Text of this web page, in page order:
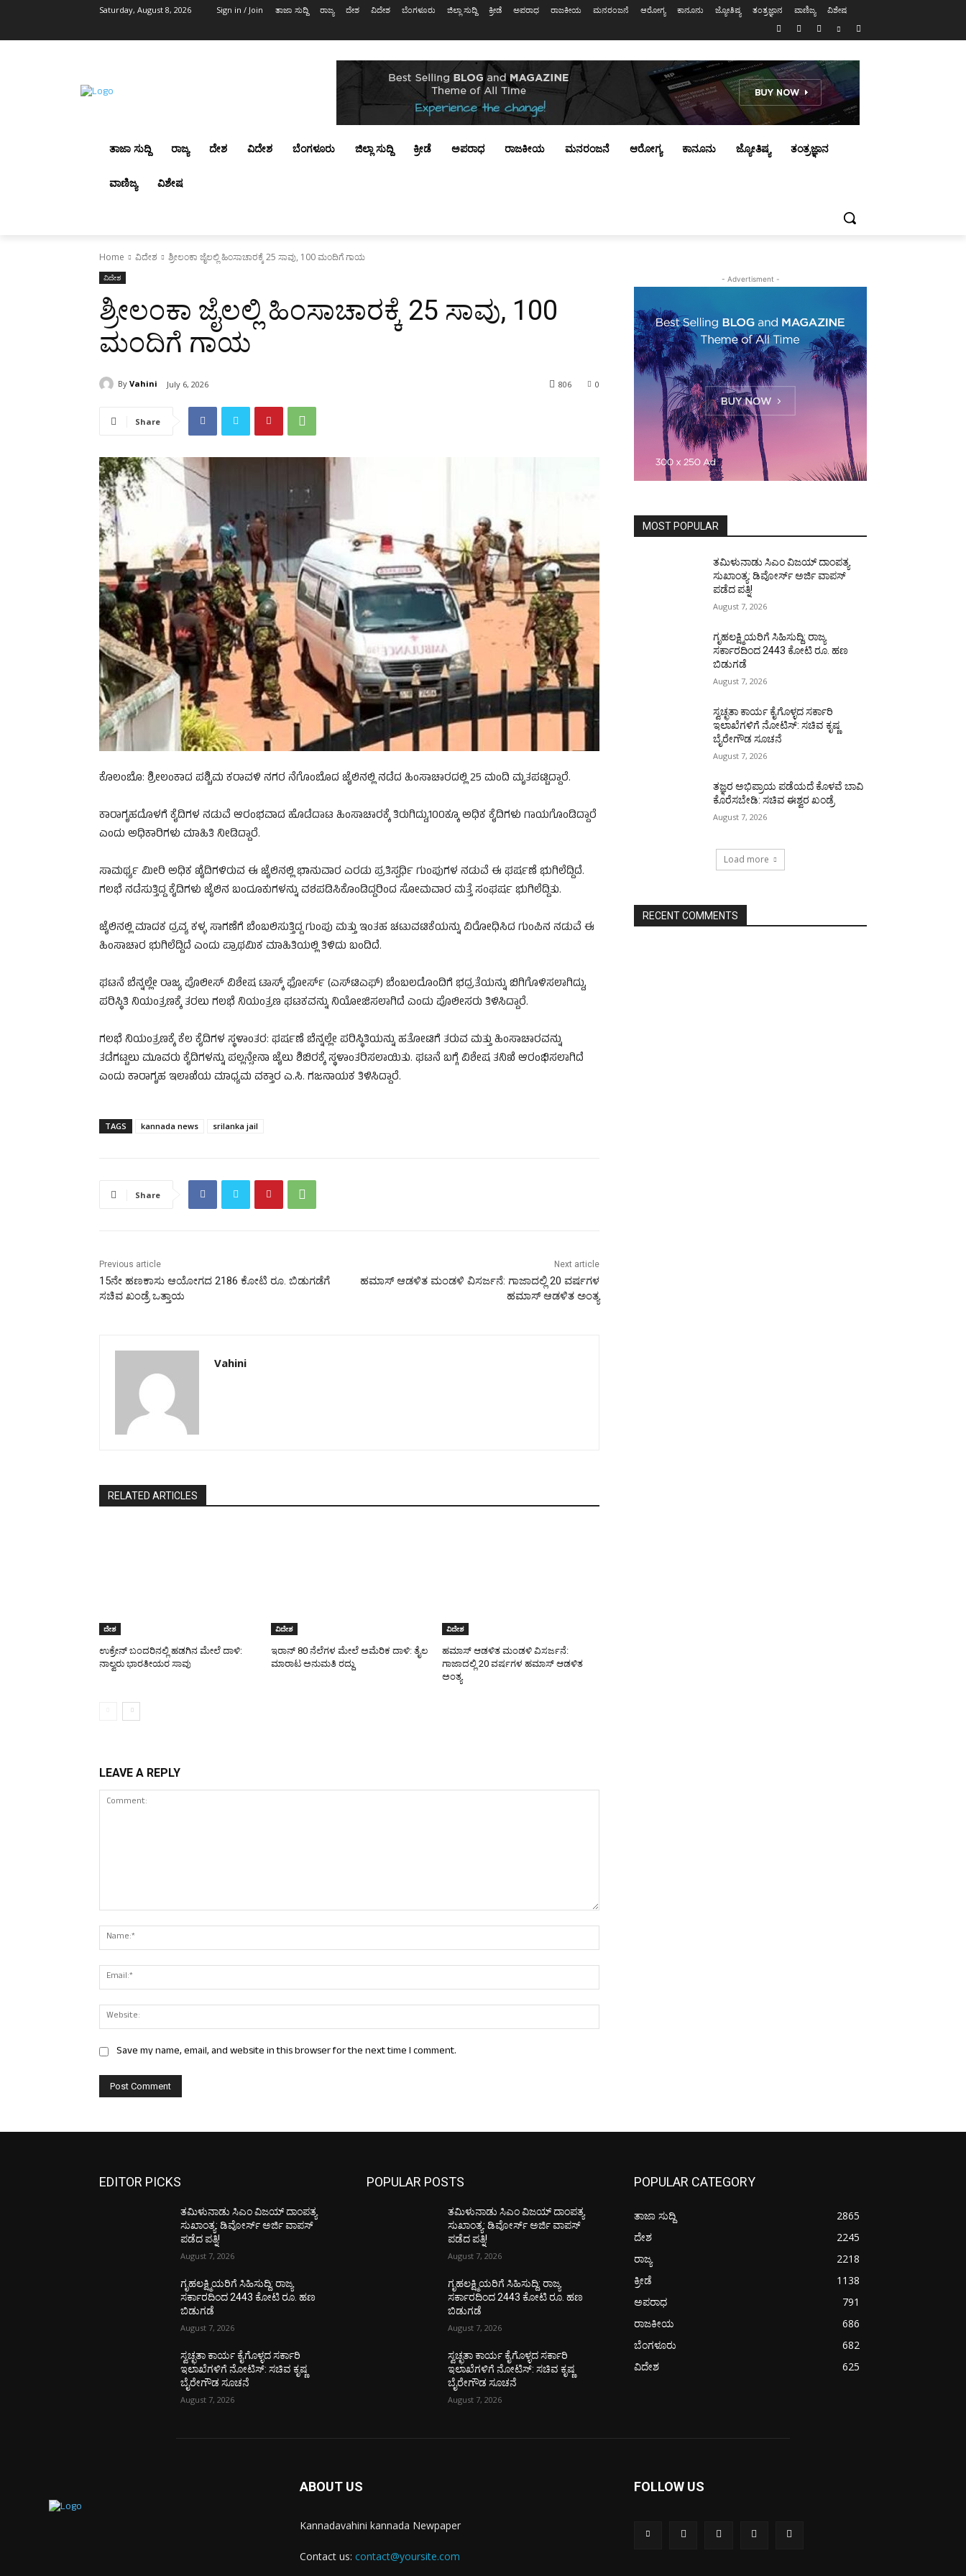
Saturday, August 8, 2026 Sign in / Join ತಾಜಾ ಸುದ್ದಿ ರಾಜ್ಯ ದೇಶ ವಿದೇಶ ಬೆಂಗಳೂರು ಜಿಲ್ಲಾ ಸುದ್ದಿ ಕ್ರೀಡೆ ಅಪರಾಧ ರಾಜಕೀಯ ಮನರಂಜನೆ ಆರೋಗ್ಯ ಕಾನೂನು ಜ್ಯೋತಿಷ್ಯ ತಂತ್ರಜ್ಞಾನ ವಾಣಿಜ್ಯ ವಿಶೇಷ
ತಾಜಾ ಸುದ್ದಿ ರಾಜ್ಯ ದೇಶ ವಿದೇಶ ಬೆಂಗಳೂರು ಜಿಲ್ಲಾ ಸುದ್ದಿ ಕ್ರೀಡೆ ಅಪರಾಧ ರಾಜಕೀಯ ಮನರಂಜನೆ ಆರೋಗ್ಯ ಕಾನೂನು ಜ್ಯೋತಿಷ್ಯ ತಂತ್ರಜ್ಞಾನ
ವಾಣಿಜ್ಯ ವಿಶೇಷ
Home ವಿದೇಶ ಶ್ರೀಲಂಕಾ ಜೈಲಲ್ಲಿ ಹಿಂಸಾಚಾರಕ್ಕೆ 25 ಸಾವು, 100 ಮಂದಿಗೆ ಗಾಯ
ವಿದೇಶ
ಶ್ರೀಲಂಕಾ ಜೈಲಲ್ಲಿ ಹಿಂಸಾಚಾರಕ್ಕೆ 25 ಸಾವು, 100
ಮಂದಿಗೆ ಗಾಯ
By Vahini July 6, 2026 0
806
Share
ಕೊಲಂಬೊ: ಶ್ರೀಲಂಕಾದ ಪಶ್ಚಿಮ ಕರಾವಳಿ ನಗರ ನೆಗೊಂಬೊದ ಜೈಲಿನಲ್ಲಿ ನಡೆದ ಹಿಂಸಾಚಾರದಲ್ಲಿ 25 ಮಂದಿ ಮೃತಪಟ್ಟಿದ್ದಾರೆ.
ಕಾರಾಗೃಹದೊಳಗೆ ಕೈದಿಗಳ ನಡುವೆ ಆರಂಭವಾದ ಹೊಡೆದಾಟ ಹಿಂಸಾಚಾರಕ್ಕೆ ತಿರುಗಿದ್ದು,100ಕ್ಕೂ ಅಧಿಕ ಕೈದಿಗಳು ಗಾಯಗೊಂಡಿದ್ದಾರೆ
ಎಂದು ಅಧಿಕಾರಿಗಳು ಮಾಹಿತಿ ನೀಡಿದ್ದಾರೆ.
ಸಾಮರ್ಥ್ಯ ಮೀರಿ ಅಧಿಕ ಖೈದಿಗಳಿರುವ ಈ ಜೈಲಿನಲ್ಲಿ ಭಾನುವಾರ ಎರಡು ಪ್ರತಿಸ್ಪರ್ಧಿ ಗುಂಪುಗಳ ನಡುವೆ ಈ ಘರ್ಷಣೆ ಭುಗಿಲೆದ್ದಿದೆ.
ಗಲಭೆ ನಡೆಸುತ್ತಿದ್ದ ಕೈದಿಗಳು ಜೈಲಿನ ಬಂದೂಕುಗಳನ್ನು ವಶಪಡಿಸಿಕೊಂಡಿದ್ದರಿಂದ ಸೋಮವಾರ ಮತ್ತೆ ಸಂಘರ್ಷ ಭುಗಿಲೆದ್ದಿತು.
ಜೈಲಿನಲ್ಲಿ ಮಾದಕ ದ್ರವ್ಯ ಕಳ್ಳ ಸಾಗಣೆಗೆ ಬೆಂಬಲಿಸುತ್ತಿದ್ದ ಗುಂಪು ಮತ್ತು ಇಂತಹ ಚಟುವಟಿಕೆಯನ್ನು ವಿರೋಧಿಸಿದ ಗುಂಪಿನ ನಡುವೆ ಈ
ಹಿಂಸಾಚಾರ ಭುಗಿಲೆದ್ದಿದೆ ಎಂದು ಪ್ರಾಥಮಿಕ ಮಾಹಿತಿಯಲ್ಲಿ ತಿಳಿದು ಬಂದಿದೆ.
ಘಟನೆ ಬೆನ್ನಲ್ಲೇ ರಾಜ್ಯ ಪೊಲೀಸ್​ ವಿಶೇಷ ಟಾಸ್ಕ್​​ ಫೋರ್ಸ್​ (ಎಸ್​ಟಿಎಫ್​) ಬೆಂಬಲದೊಂದಿಗೆ ಭದ್ರತೆಯನ್ನು ಬಿಗಿಗೊಳಿಸಲಾಗಿದ್ದು,
ಪರಿಸ್ಥಿತಿ ನಿಯಂತ್ರಣಕ್ಕೆ ತರಲು ಗಲಭೆ ನಿಯಂತ್ರಣ ಘಟಕವನ್ನು ನಿಯೋಜಿಸಲಾಗಿದೆ ಎಂದು ಪೊಲೀಸರು ತಿಳಿಸಿದ್ದಾರೆ.
ಗಲಭೆ ನಿಯಂತ್ರಣಕ್ಕೆ ಕೆಲ ಕೈದಿಗಳ ಸ್ಥಳಾಂತರ: ಘರ್ಷಣೆ ಬೆನ್ನಲ್ಲೇ ಪರಿಸ್ಥಿತಿಯನ್ನು ಹತೋಟಿಗೆ ತರುವ ಮತ್ತು ಹಿಂಸಾಚಾರವನ್ನು
ತಡೆಗಟ್ಟಲು ಮೂವರು ಕೈದಿಗಳನ್ನು ಪಲ್ಲನ್ಸೇನಾ ಜೈಲು ಶಿಬಿರಕ್ಕೆ ಸ್ಥಳಾಂತರಿಸಲಾಯಿತು. ಘಟನೆ ಬಗ್ಗೆ ವಿಶೇಷ ತನಿಖೆ ಆರಂಭಿಸಲಾಗಿದೆ
ಎಂದು ಕಾರಾಗೃಹ ಇಲಾಖೆಯ ಮಾಧ್ಯಮ ವಕ್ತಾರ ಎ.ಸಿ. ಗಜನಾಯಕ ತಿಳಿಸಿದ್ದಾರೆ.
TAGS kannada news srilanka jail
Share
Previous article
15ನೇ ಹಣಕಾಸು ಆಯೋಗದ 2186 ಕೋಟಿ ರೂ. ಬಿಡುಗಡೆಗೆ
ಸಚಿವ ಖಂಡ್ರೆ ಒತ್ತಾಯ
Next article
ಹಮಾಸ್ ಆಡಳಿತ ಮಂಡಳಿ ವಿಸರ್ಜನೆ: ಗಾಜಾದಲ್ಲಿ 20 ವರ್ಷಗಳ
ಹಮಾಸ್ ಆಡಳಿತ ಅಂತ್ಯ
Vahini
RELATED ARTICLES
ದೇಶ
ಉಕ್ರೇನ್‌ ಬಂದರಿನಲ್ಲಿ ಹಡಗಿನ ಮೇಲೆ ದಾಳಿ:
ನಾಲ್ವರು ಭಾರತೀಯರ ಸಾವು
ವಿದೇಶ
ಇರಾನ್‌ 80 ನೆಲೆಗಳ ಮೇಲೆ ಅಮೆರಿಕ ದಾಳಿ: ತೈಲ
ಮಾರಾಟ ಅನುಮತಿ ರದ್ದು
ವಿದೇಶ
ಹಮಾಸ್ ಆಡಳಿತ ಮಂಡಳಿ ವಿಸರ್ಜನೆ:
ಗಾಜಾದಲ್ಲಿ 20 ವರ್ಷಗಳ ಹಮಾಸ್ ಆಡಳಿತ
ಅಂತ್ಯ
LEAVE A REPLY
Save my name, email, and website in this browser for the next time I comment.
- Advertisment -
MOST POPULAR
ತಮಿಳುನಾಡು ಸಿಎಂ ವಿಜಯ್‌ ದಾಂಪತ್ಯ
ಸುಖಾಂತ್ಯ: ಡಿವೋರ್ಸ್‌ ಅರ್ಜಿ ವಾಪಸ್‌
ಪಡೆದ ಪತ್ನಿ!
August 7, 2026
ಗೃಹಲಕ್ಷ್ಮಿಯರಿಗೆ ಸಿಹಿಸುದ್ದಿ: ರಾಜ್ಯ
ಸರ್ಕಾರದಿಂದ 2443 ಕೋಟಿ ರೂ. ಹಣ
ಬಿಡುಗಡೆ
August 7, 2026
ಸ್ವಚ್ಛತಾ ಕಾರ್ಯ ಕೈಗೊಳ್ಳದ ಸರ್ಕಾರಿ
ಇಲಾಖೆಗಳಿಗೆ ನೋಟಿಸ್: ಸಚಿವ ಕೃಷ್ಣ
ಬೈರೇಗೌಡ ಸೂಚನೆ
August 7, 2026
ತಜ್ಞರ ಅಭಿಪ್ರಾಯ ಪಡೆಯದೆ ಕೊಳವೆ ಬಾವಿ
ಕೊರೆಸಬೇಡಿ: ಸಚಿವ ಈಶ್ವರ ಖಂಡ್ರೆ
August 7, 2026
Load more
RECENT COMMENTS
EDITOR PICKS
ತಮಿಳುನಾಡು ಸಿಎಂ ವಿಜಯ್‌ ದಾಂಪತ್ಯ
ಸುಖಾಂತ್ಯ: ಡಿವೋರ್ಸ್‌ ಅರ್ಜಿ ವಾಪಸ್‌
ಪಡೆದ ಪತ್ನಿ!
August 7, 2026
ಗೃಹಲಕ್ಷ್ಮಿಯರಿಗೆ ಸಿಹಿಸುದ್ದಿ: ರಾಜ್ಯ
ಸರ್ಕಾರದಿಂದ 2443 ಕೋಟಿ ರೂ. ಹಣ
ಬಿಡುಗಡೆ
August 7, 2026
ಸ್ವಚ್ಛತಾ ಕಾರ್ಯ ಕೈಗೊಳ್ಳದ ಸರ್ಕಾರಿ
ಇಲಾಖೆಗಳಿಗೆ ನೋಟಿಸ್: ಸಚಿವ ಕೃಷ್ಣ
ಬೈರೇಗೌಡ ಸೂಚನೆ
August 7, 2026
POPULAR POSTS
ತಮಿಳುನಾಡು ಸಿಎಂ ವಿಜಯ್‌ ದಾಂಪತ್ಯ
ಸುಖಾಂತ್ಯ: ಡಿವೋರ್ಸ್‌ ಅರ್ಜಿ ವಾಪಸ್‌
ಪಡೆದ ಪತ್ನಿ!
August 7, 2026
ಗೃಹಲಕ್ಷ್ಮಿಯರಿಗೆ ಸಿಹಿಸುದ್ದಿ: ರಾಜ್ಯ
ಸರ್ಕಾರದಿಂದ 2443 ಕೋಟಿ ರೂ. ಹಣ
ಬಿಡುಗಡೆ
August 7, 2026
ಸ್ವಚ್ಛತಾ ಕಾರ್ಯ ಕೈಗೊಳ್ಳದ ಸರ್ಕಾರಿ
ಇಲಾಖೆಗಳಿಗೆ ನೋಟಿಸ್: ಸಚಿವ ಕೃಷ್ಣ
ಬೈರೇಗೌಡ ಸೂಚನೆ
August 7, 2026
POPULAR CATEGORY
ತಾಜಾ ಸುದ್ದಿ
2865
ದೇಶ
2245
ರಾಜ್ಯ
2218
ಕ್ರೀಡೆ
1138
ಅಪರಾಧ
791
ರಾಜಕೀಯ
686
ಬೆಂಗಳೂರು
682
ವಿದೇಶ
625
ABOUT US
Kannadavahini kannada Newpaper
Contact us: contact@yoursite.com
FOLLOW US